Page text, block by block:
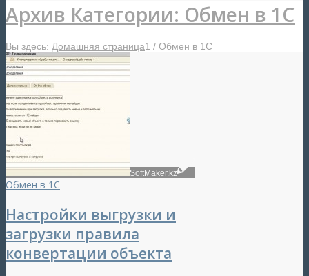
Архив Категории: Обмен в 1С
Вы здесь: Домашняя страница1 / Обмен в 1С
SoftMaker.kz
Обмен в 1С
Настройки выгрузки и
загрузки правила
конвертации объекта